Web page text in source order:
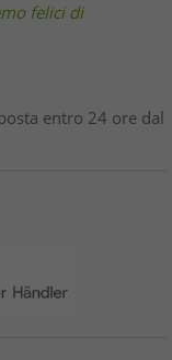
felici di
entro 24 ore dal